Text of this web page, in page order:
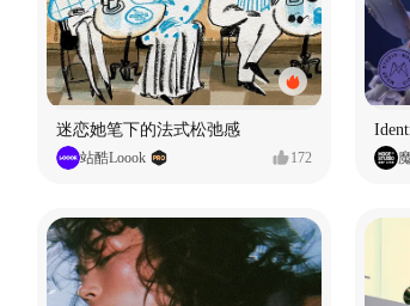
迷恋她笔下的法式松弛感
站酷Loook 172